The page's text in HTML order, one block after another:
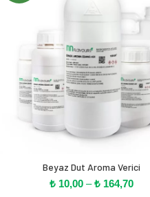
Beyaz Dut Aroma Verici
₺ 10,00 –₺ 164,70Fiyat